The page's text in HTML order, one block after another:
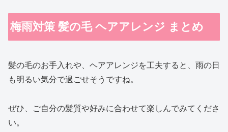
梅雨対策 髪の毛 ヘアアレンジ まとめ
髪の毛のお手入れや、ヘアアレンジを工夫すると、雨の日
も明るい気分で過ごせそうですね。
ぜひ、ご自分の髪質や好みに合わせて楽しんでみてくださ
い。